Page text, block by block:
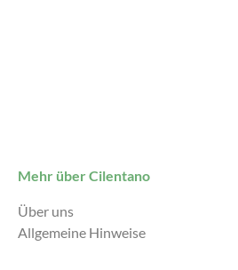
Mehr über Cilentano
Über uns
Allgemeine Hinweise